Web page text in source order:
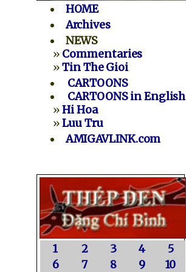
HOME
Archives
NEWS
» Commentaries
»Tin The Gioi
CARTOONS
CARTOONS in English
»Hi Hoa
»Luu Tru
AMIGAVLINK.com
1 2 3 4
5
6
7 8 9
10